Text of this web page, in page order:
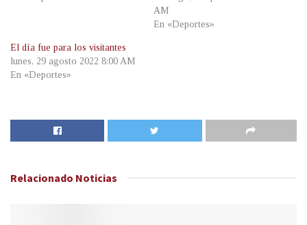
AM
En «Deportes»
El día fue para los visitantes
lunes, 29 agosto 2022 8:00 AM
En «Deportes»
Relacionado Noticias